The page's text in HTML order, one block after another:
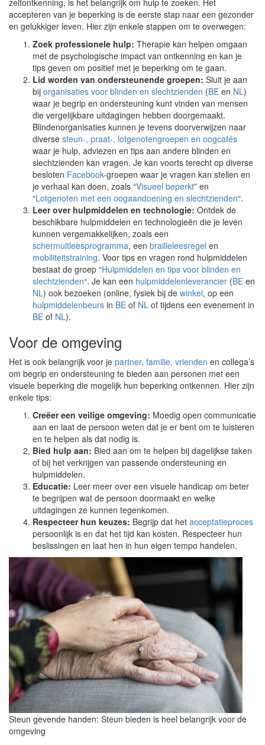
zelfontkenning, is het belangrijk om hulp te zoeken. Het
accepteren van je beperking is de eerste stap naar een gezonder
en gelukkiger leven. Hier zijn enkele stappen om te overwegen:
Zoek professionele hulp: Therapie kan helpen omgaan
met de psychologische impact van ontkenning en kan je
tips geven om positief met je beperking om te gaan.
Lid worden van ondersteunende groepen: Sluit je aan
bij organisaties voor blinden en slechtzienden (BE en NL)
waar je begrip en ondersteuning kunt vinden van mensen
die vergelijkbare uitdagingen hebben doorgemaakt.
Blindenorganisaties kunnen je tevens doorverwijzen naar
diverse steun-, praat-, lotgenotengroepen en oogcafés
waar je hulp, adviezen en tips aan andere blinden en
slechtzienden kan vragen. Je kan voorts terecht op diverse
besloten Facebook-groepen waar je vragen kan stellen en
je verhaal kan doen, zoals “Visueel beperkt” en
“Lotgenoten met een oogaandoening en slechtzienden“.
Leer over hulpmiddelen en technologie: Ontdek de
beschikbare hulpmiddelen en technologieën die je leven
kunnen vergemakkelijken, zoals een
schermuitleesprogramma, een brailleleesregel en
mobiliteitstraining. Voor tips en vragen rond hulpmiddelen
bestaat de groep “Hulpmiddelen en tips voor blinden en
slechtzienden“. Je kan een hulpmiddelenleverancier (BE en
NL) ook bezoeken (online, fysiek bij de winkel, op een
hulpmiddelenbeurs in BE of NL of tijdens een evenement in
BE of NL).
Voor de omgeving
Het is ook belangrijk voor je partner, familie, vrienden en collega’s
om begrip en ondersteuning te bieden aan personen met een
visuele beperking die mogelijk hun beperking ontkennen. Hier zijn
enkele tips:
Creëer een veilige omgeving: Moedig open communicatie
aan en laat de persoon weten dat je er bent om te luisteren
en te helpen als dat nodig is.
Bied hulp aan: Bied aan om te helpen bij dagelijkse taken
of bij het verkrijgen van passende ondersteuning en
hulpmiddelen.
Educatie: Leer meer over een visuele handicap om beter
te begrijpen wat de persoon doormaakt en welke
uitdagingen ze kunnen tegenkomen.
Respecteer hun keuzes: Begrijp dat het acceptatieproces
persoonlijk is en dat het tijd kan kosten. Respecteer hun
beslissingen en laat hen in hun eigen tempo handelen.
Steun gevende handen: Steun bieden is heel belangrijk voor de
omgeving